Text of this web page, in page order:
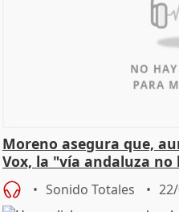
Moreno asegura que,
Vox, la "vía andaluza
"cambiar"
Sonido Totales